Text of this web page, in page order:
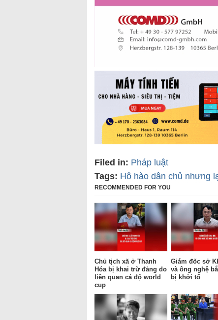
Filed in: Pháp luật
Tags: Hô hào dân chủ nhưng
RECOMMENDED FOR YOU
Chủ tịch xã ở Thanh
Hóa bị khai trừ đảng do
liên quan cá độ world
cup
Giám đốc sở
và ông nghệ
bị khởi tố